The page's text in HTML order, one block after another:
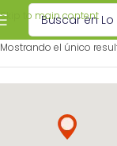
Skip to main content
Mostrando el único